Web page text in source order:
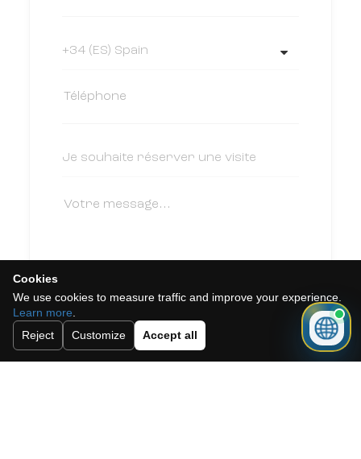
J'accepte la politique de cookies, la
politique de confidentialité et les
conditions générales.
Cookies
We use cookies to measure traffic and improve your experience.
Learn more
Reject
Customize Accept all